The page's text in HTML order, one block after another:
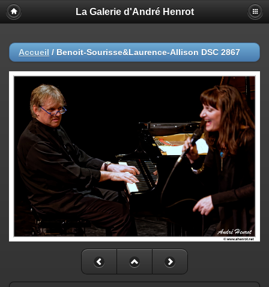
La Galerie d'André Henrot
Accueil / Benoit-Sourisse&Laurence-Allison DSC 2867